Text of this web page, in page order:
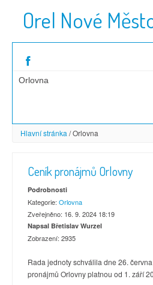
Orel Nové
Hlavní stránka /Orlovna
Ceník pronájmů Orlovny
Podrobnosti
Kategorie: Orlovna
Zveřejněno: 16. 9. 2024 18:19
Napsal Břetislav Wurzel
Zobrazení: 2935
Rada jednoty schválila dne 26.
pronájmů Orlovny platnou od 1. září